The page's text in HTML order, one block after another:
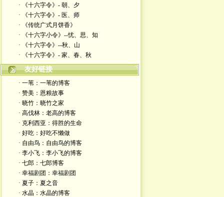
· 《十六字令》- 朝、夕
· 《十六字令》- 医、师
· 《传统广式月饼香》
· 《十六字小令》--忧、思、知
· 《十六字令》--秋、山
· 《十六字令》- 家、春、秋
友好链接
· 一苇：一苇的博客
· 赞美：恩粮故事
· 晓竹：晓竹之家
· 高伐林：老高的博客
· 克利西亚：得胜的生命
· 好吃：好吃不懒做
· 自由鸟：自由鸟的博客
· 李小飞：李小飞的博客
· 七郎：七郎博客
· 幸福剧团：幸福剧团
· 夏子：夏之音
· 水晶：水晶的博客